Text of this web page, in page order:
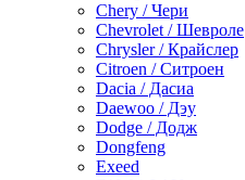
Chery / Чери
Chevrolet / Шевроле
Chrysler / Крайслер
Citroen / Ситроен
Dacia / Дасиа
Daewoo / Дэу
Dodge / Додж
Dongfeng
Exeed